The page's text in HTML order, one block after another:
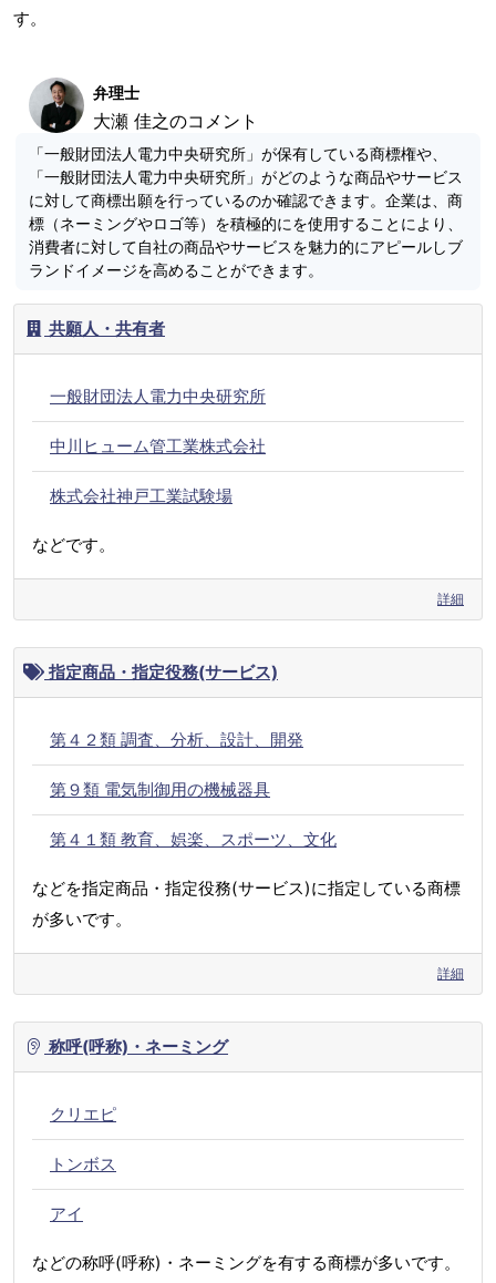
す。
弁理士
大瀬 佳之のコメント
「一般財団法人電力中央研究所」が保有している商標権や、
「一般財団法人電力中央研究所」がどのような商品やサービス
に対して商標出願を行っているのか確認できます。企業は、商
標（ネーミングやロゴ等）を積極的にを使用することにより、
消費者に対して自社の商品やサービスを魅力的にアピールしブ
ランドイメージを高めることができます。
共願人・共有者
一般財団法人電力中央研究所
中川ヒューム管工業株式会社
株式会社神戸工業試験場
などです。
詳細
指定商品・指定役務(サービス)
第４２類 調査、分析、設計、開発
第９類 電気制御用の機械器具
第４１類 教育、娯楽、スポーツ、文化
などを指定商品・指定役務(サービス)に指定している商標
が多いです。
詳細
称呼(呼称)・ネーミング
クリエピ
トンボス
アイ
などの称呼(呼称)・ネーミングを有する商標が多いです。